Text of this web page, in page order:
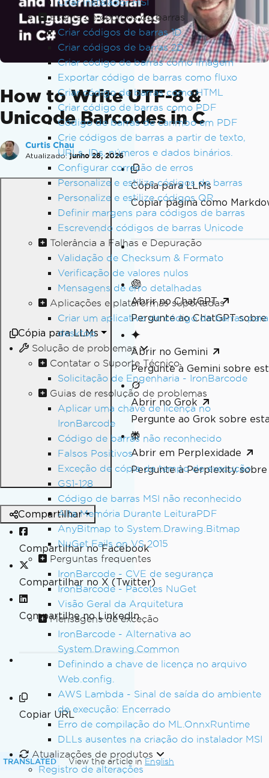
Criar instalador MSI
Escrita de códigos de barras
Criar códigos de barras 1D
Criar códigos de barras 2D
Criar código de barras como imagem
Exportar código de barras como fluxo
Criar código de barras como HTML
Criar código de barras como PDF
Código de barras de carimbo em PDF
Crie códigos de barras a partir de texto,
URLs, IDs, números e dados binários.
Configurar correção de erros
Personalize e estilize códigos de barras
Personalize e estilize códigos QR
Definir margens para códigos de barras
Escrevendo códigos de barras Unicode
Tolerância a Falhas e Depuração
Validação de Checksum & Formato
Verificação de valores nulos
Mensagens de erro detalhadas
Aplicações e plataformas suportadas
Criar um aplicativo de código de barras para
desktop
Solução de problemas
Contatar o Suporte Técnico
Solicitação de Engenharia - IronBarcode
Guias de resolução de problemas
Aplicar uma chave de licença no
IronBarcode
Código de barras não reconhecido
Falsos Positivos
Exceção de cópia de tempo de execução
GS1-128
Código de barras MSI não reconhecido
Alta Memória Durante LeituraPDF
AnyBitmap to System.Drawing.Bitmap
NuGet Fails on VS 2015
Perguntas frequentes
IronBarcode - CVE de segurança
IronBarcode - Pacotes NuGet
Visão Geral da Arquitetura
Mensagens de exceção
IronBarcode - Alternativa ao
System.Drawing.Common
Definindo a chave de licença no arquivo
Web.config.
AWS Lambda - Sinal de saída do ambiente
de execução: Encerrado
Erro de compilação do ML.OnnxRuntime
DLLs ausentes na criação do instalador MSI
Atualizações de produtos
Registro de alterações
How to Write UTF-8 &
Unicode Barcodes in C
Curtis Chau
Atualizado: junho 28, 2026
Cópia para LLMs
Cópia para LLMs
Copiar página como
Abrir no ChatGPT
Pergunte ao ChatGPT sobre
Abrir no Gemini
Pergunte à Gemini sobre
Abrir no Grok
Pergunte ao Grok sobre
Abrir em Perplexidade
Pergunte à Perplexity sobre
Compartilhar
Compartilhar no Facebook
Compartilhar no X (Twitter)
Compartilhe no LinkedIn
Copiar URL
TRANSLATED View the article in English